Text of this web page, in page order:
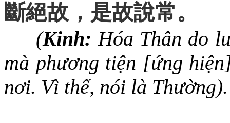
斷絕故 ， 是故說常。
(Kinh: Hóa Thân do
mà phương tiện [ứng
nơi. Vì thế, nói là Thường).